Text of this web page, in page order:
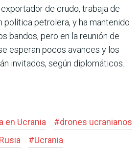
de crudo, trabaja de
política petrolera, y ha mantenido
bandos, pero en la reunión de
esperan pocos avances y los
invitados, según diplomáticos.
en Ucrania #drones ucranianos
Rusia #Ucrania